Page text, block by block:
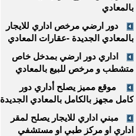
بالمعادي
دور ارضي مرخص اداري للايجار
بالمعادي الجديدة -عقارات المعادي
اداري دور ارضي بمدخل خاص
متشطب و مرخص للبيع بالمعادي
موقع مميز يصلح أداري دور
كامل مجهز بالكامل بالمعادي الجديدة
مبني اداري للايجار يصلح لمقر
اداري او مركز طبي او مستشفي